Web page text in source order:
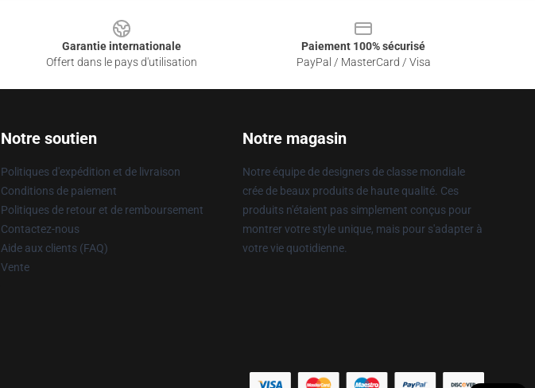
Garantie internationale
Offert dans le pays d'utilisation
Paiement 100% sécurisé
PayPal / MasterCard / Visa
Notre soutien
Politiques d'expédition et de livraison
Conditions de paiement
Politiques de retour et de remboursement
Contactez-nous
Aide aux clients (FAQ)
Vente
Notre magasin
Notre équipe de designers de classe mondiale
crée de beaux produits de haute qualité. Ces
produits n'étaient pas simplement conçus pour
montrer votre style unique, mais pour s'adapter à
votre vie quotidienne.